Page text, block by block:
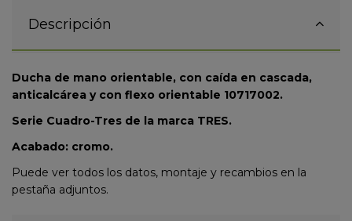
Descripción
Ducha de mano orientable, con caída en cascada,
anticalcárea y con flexo orientable 10717002.
Serie Cuadro-Tres de la marca TRES.
Acabado: cromo.
Puede ver todos los datos, montaje y recambios en la
pestaña adjuntos.